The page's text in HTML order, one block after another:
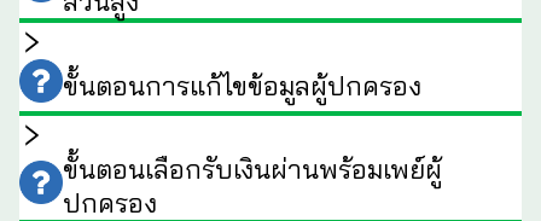
ขั้นตอนการแก้ไขข้อมูลผู้ปกครอง
ขั้นตอนเลือกรับเงินผ่านพร้อมเพย์ผู้
ปกครอง